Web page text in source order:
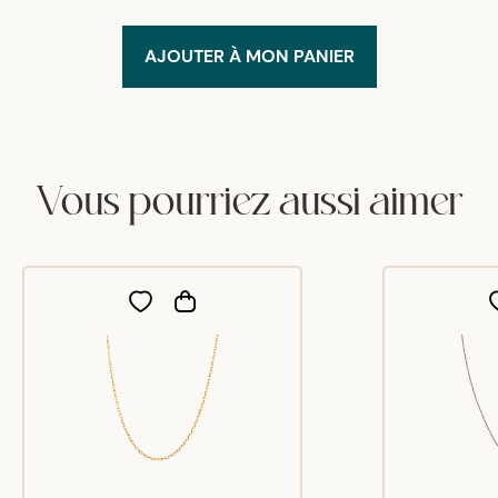
AJOUTER À MON PANIER
Vous pourriez aussi aimer